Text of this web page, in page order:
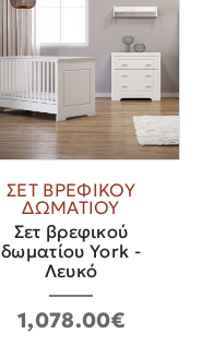
ΣΕΤ ΒΡΕΦΙΚΟΥ
ΔΩΜΑΤΙΟΥ
Σετ βρεφικού
δωματίου York -
Λευκό
1,078.00€